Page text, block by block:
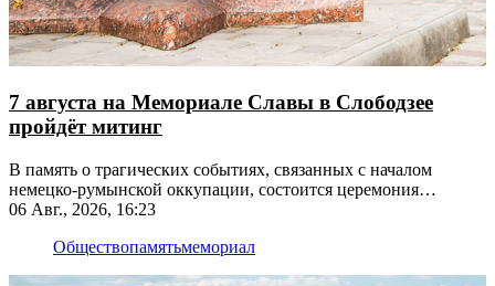
7 августа на Мемориале Славы в Слободзее
пройдёт митинг
В память о трагических событиях, связанных с началом
немецко-румынской оккупации, состоится церемония
возложения цветов
06 Авг., 2026, 16:23
Обществопамятьмемориал